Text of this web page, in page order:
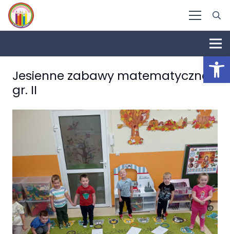
Jesienne zabawy matematyczne
gr. II